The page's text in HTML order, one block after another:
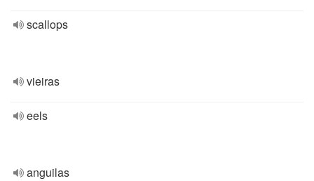
scallops
vieiras
eels
anguilas